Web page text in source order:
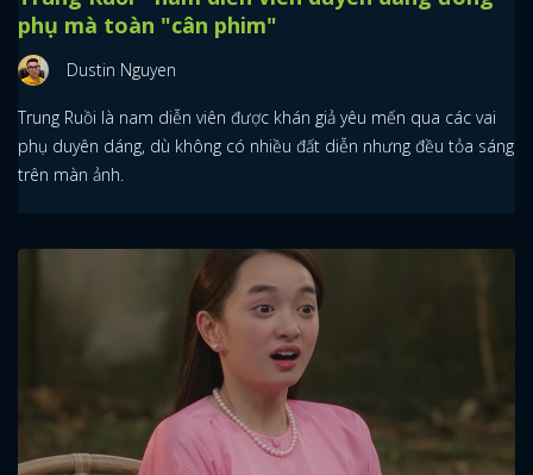
phụ mà toàn "cân phim"
Dustin Nguyen
Trung Ruồi là nam diễn viên được khán giả yêu mến qua các vai
phụ duyên dáng, dù không có nhiều đất diễn nhưng đều tỏa sáng
trên màn ảnh.